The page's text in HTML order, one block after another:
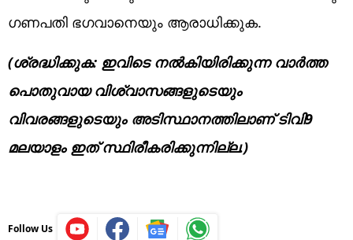
ഗണപതി ഭഗവാനെയും ആരാധിക്കുക.
(ശ്രദ്ധിക്കുക: ഇവിടെ നൽകിയിരിക്കുന്ന വാർത്ത
പൊതുവായ വിശ്വാസങ്ങളുടെയും
വിവരങ്ങളുടെയും അടിസ്ഥാനത്തിലാണ് ടിവി9
മലയാളം ഇത് സ്ഥിരീകരിക്കുന്നില്ല.)
Follow Us